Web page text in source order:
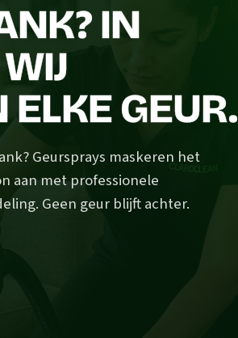
IN
ELKE GEUR.
Geursprays maskeren het
aan met professionele
Geen geur blijft achter.